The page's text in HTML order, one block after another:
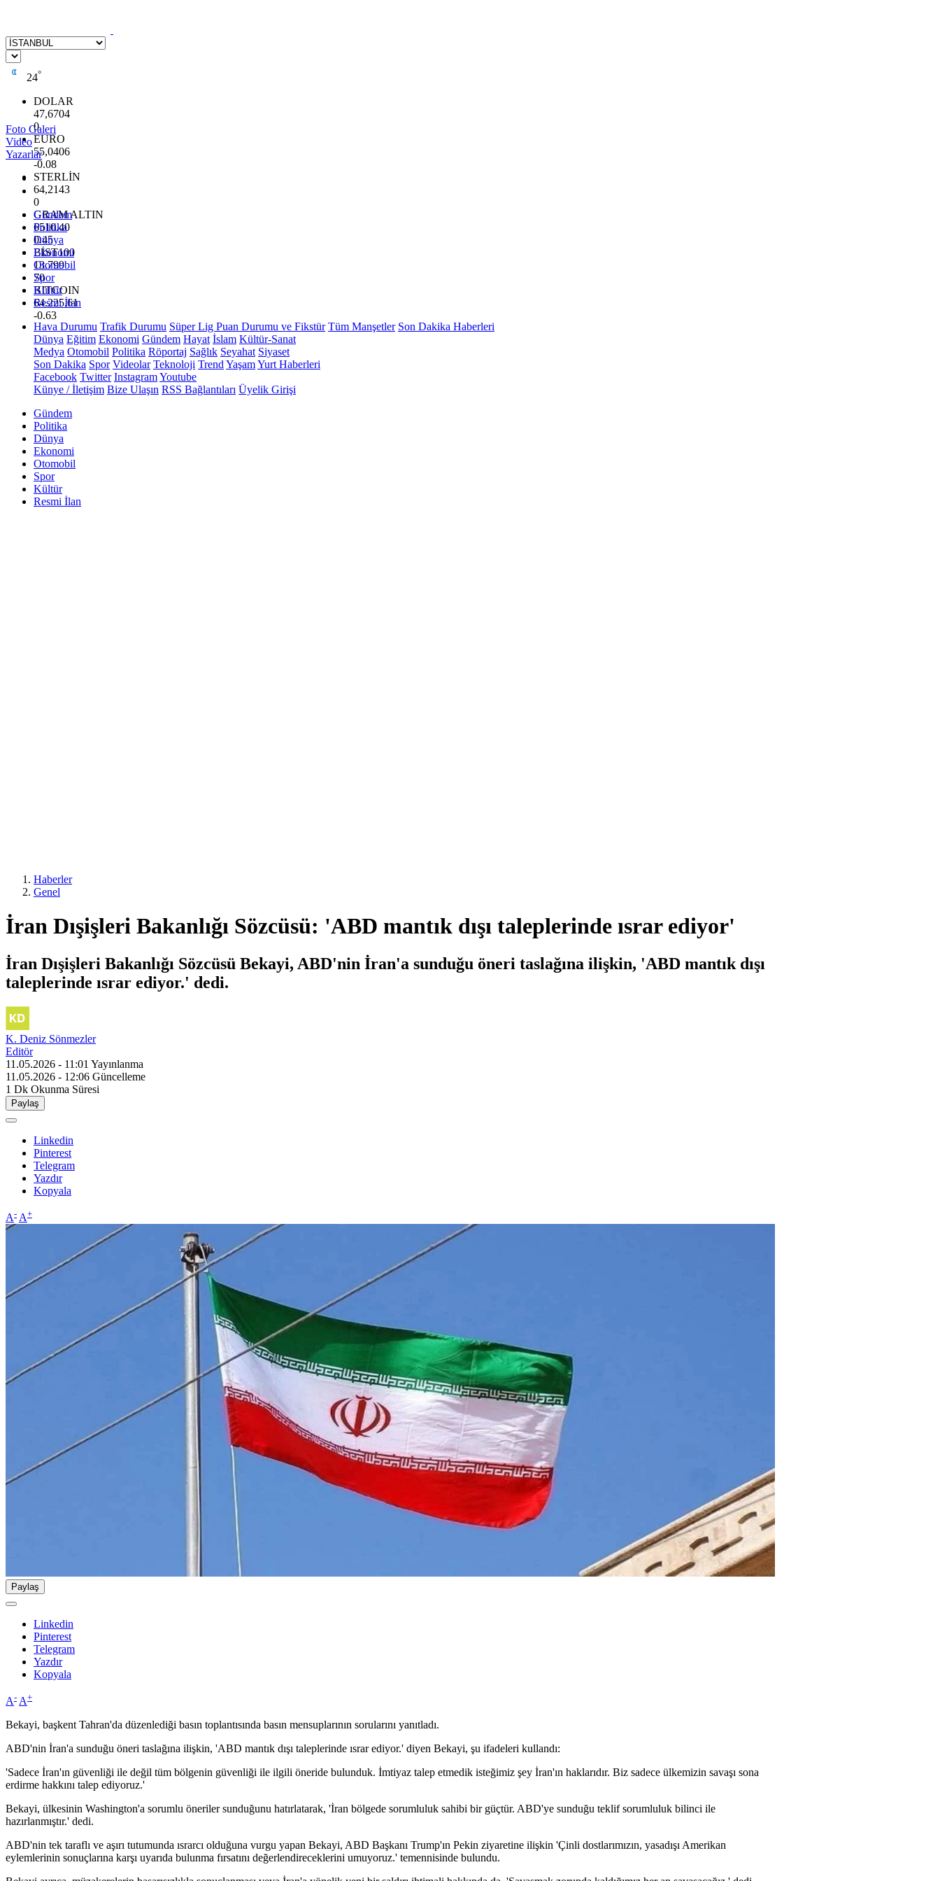
24°
DOLAR
47,6704
0
EURO
55,0406
-0.08
STERLİN
64,2143
0
GRAM ALTIN
6510.40
0.45
BİST100
13.799
70
BITCOIN
64.225,61
-0.63
Foto Galeri
Video
Yazarlar
Gündem
Politika
Dünya
Ekonomi
Otomobil
Spor
Kültür
Resmi İlan
Hava Durumu Trafik Durumu Süper Lig Puan Durumu ve Fikstür Tüm Manşetler Son Dakika Haberleri
Dünya Eğitim Ekonomi Gündem Hayat İslam Kültür-Sanat
Medya Otomobil Politika Röportaj Sağlık Seyahat Siyaset
Son Dakika Spor Videolar Teknoloji Trend YaşamYurt Haberleri
Facebook Twitter InstagramYoutube
Künye / İletişim Bize Ulaşın RSS Bağlantıları Üyelik Girişi
Gündem
Politika
Dünya
Ekonomi
Otomobil
Spor
Kültür
Resmi İlan
Haberler
Genel
İran Dışişleri Bakanlığı Sözcüsü: 'ABD mantık dışı taleplerinde ısrar ediyor'
İran Dışişleri Bakanlığı Sözcüsü Bekayi, ABD'nin İran'a sunduğu öneri taslağına ilişkin, 'ABD mantık dışı
taleplerinde ısrar ediyor.' dedi.
K. Deniz Sönmezler
Editör
11.05.2026 - 11:01 Yayınlanma
11.05.2026 - 12:06 Güncelleme
1 Dk Okunma Süresi
Paylaş
Linkedin
Pinterest
Telegram
Yazdır
Kopyala
A- A+
Paylaş
Linkedin
Pinterest
Telegram
Yazdır
Kopyala
A- A+
Bekayi, başkent Tahran'da düzenlediği basın toplantısında basın mensuplarının sorularını yanıtladı.
ABD'nin İran'a sunduğu öneri taslağına ilişkin, 'ABD mantık dışı taleplerinde ısrar ediyor.' diyen Bekayi, şu ifadeleri kullandı:
'Sadece İran'ın güvenliği ile değil tüm bölgenin güvenliği ile ilgili öneride bulunduk. İmtiyaz talep etmedik isteğimiz şey İran'ın haklarıdır. Biz sadece ülkemizin savaşı sona
erdirme hakkını talep ediyoruz.'
Bekayi, ülkesinin Washington'a sorumlu öneriler sunduğunu hatırlatarak, 'İran bölgede sorumluluk sahibi bir güçtür. ABD'ye sunduğu teklif sorumluluk bilinci ile
hazırlanmıştır.' dedi.
ABD'nin tek taraflı ve aşırı tutumunda ısrarcı olduğuna vurgu yapan Bekayi, ABD Başkanı Trump'ın Pekin ziyaretine ilişkin 'Çinli dostlarımızın, yasadışı Amerikan
eylemlerinin sonuçlarına karşı uyarıda bulunma fırsatını değerlendireceklerini umuyoruz.' temennisinde bulundu.